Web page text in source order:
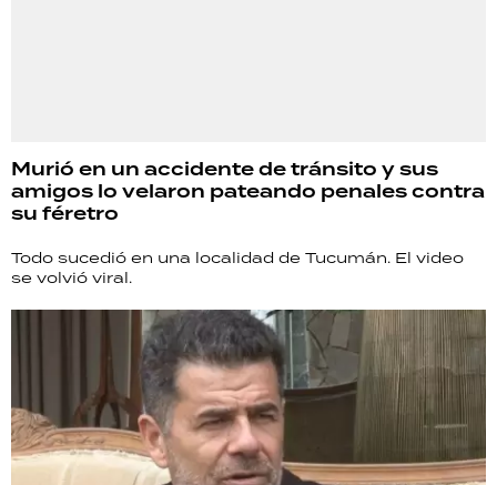
Murió en un accidente de tránsito y sus
amigos lo velaron pateando penales contra
su féretro
Todo sucedió en una localidad de Tucumán. El video
se volvió viral.